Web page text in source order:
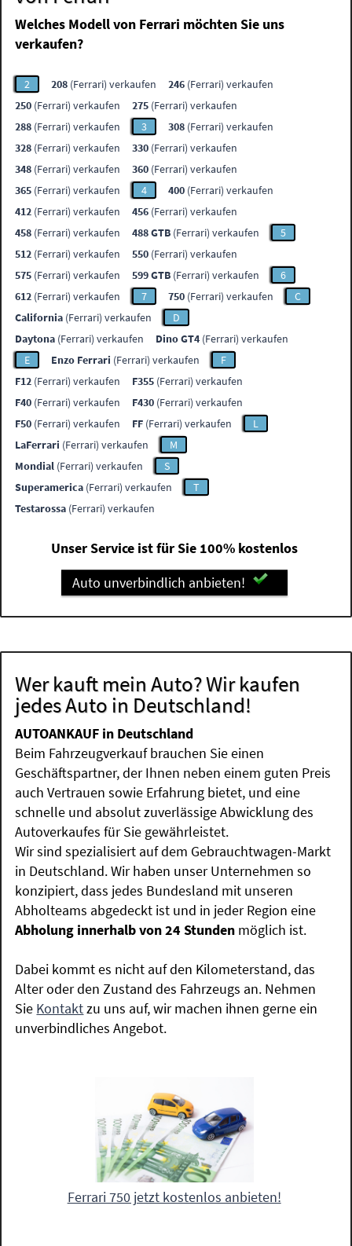
Welches Modell von Ferrari möchten Sie uns
verkaufen?
2 208 (Ferrari) verkaufen 246 (Ferrari) verkaufen
250 (Ferrari) verkaufen 275 (Ferrari) verkaufen
288 (Ferrari) verkaufen 3 308 (Ferrari) verkaufen
328 (Ferrari) verkaufen 330 (Ferrari) verkaufen
348 (Ferrari) verkaufen 360 (Ferrari) verkaufen
365 (Ferrari) verkaufen 4 400 (Ferrari) verkaufen
412 (Ferrari) verkaufen 456 (Ferrari) verkaufen
458 (Ferrari) verkaufen 488 GTB (Ferrari) verkaufen
5
512 (Ferrari) verkaufen 550 (Ferrari) verkaufen
575 (Ferrari) verkaufen 599 GTB (Ferrari) verkaufen
6
612 (Ferrari) verkaufen 7 750 (Ferrari) verkaufen
C
California (Ferrari) verkaufen
D
Daytona (Ferrari) verkaufen Dino GT4 (Ferrari) verkaufen
E
Enzo Ferrari (Ferrari) verkaufen
F
F12 (Ferrari) verkaufen F355 (Ferrari) verkaufen
F40 (Ferrari) verkaufen F430 (Ferrari) verkaufen
F50 (Ferrari) verkaufen FF (Ferrari) verkaufen
L
LaFerrari (Ferrari) verkaufen
M
Mondial (Ferrari) verkaufen
S
Superamerica (Ferrari) verkaufen
T
Testarossa (Ferrari) verkaufen
Unser Service ist für Sie 100% kostenlos
Auto unverbindlich anbieten!
Wer kauft mein Auto? Wir kaufen
jedes Auto in Deutschland!
AUTOANKAUF in Deutschland
Beim Fahrzeugverkauf brauchen Sie einen
Geschäftspartner, der Ihnen neben einem guten Preis
auch Vertrauen sowie Erfahrung bietet, und eine
schnelle und absolut zuverlässige Abwicklung des
Autoverkaufes für Sie gewährleistet.
Wir sind spezialisiert auf dem Gebrauchtwagen-Markt
in Deutschland. Wir haben unser Unternehmen so
konzipiert, dass jedes Bundesland mit unseren
Abholteams abgedeckt ist und in jeder Region eine
Abholung innerhalb von 24 Stunden möglich ist.
Dabei kommt es nicht auf den Kilometerstand, das
Alter oder den Zustand des Fahrzeugs an. Nehmen
Sie Kontaktzu uns auf, wir machen ihnen gerne ein
unverbindliches Angebot.
Ferrari 750 jetzt kostenlos anbieten!